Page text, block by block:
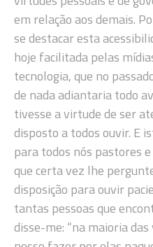
em relação aos demais.
se destacar esta
hoje facilitada pelas
tecnologia, que no
de nada adiantaria todo
tivesse a virtude de ser
disposto a todos ouvir. E
para todos nós pastores
que certa vez lhe
disposição para ouvir
tantas pessoas que
disse-me: “na maioria